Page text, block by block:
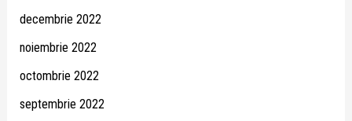
decembrie 2022
noiembrie 2022
octombrie 2022
septembrie 2022